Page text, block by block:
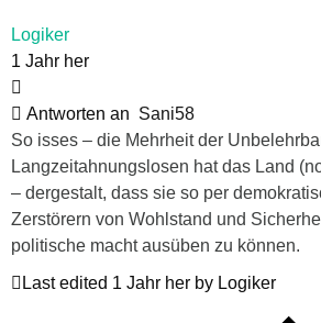
Logiker
1 Jahr her
Antworten an Sani58
So isses – die Mehrheit der
Langzeitahnungslosen hat das Land
– dergestalt, dass sie so per
Zerstörern von Wohlstand und
politische macht ausüben zu können.
Last edited 1 Jahr her by Logiker